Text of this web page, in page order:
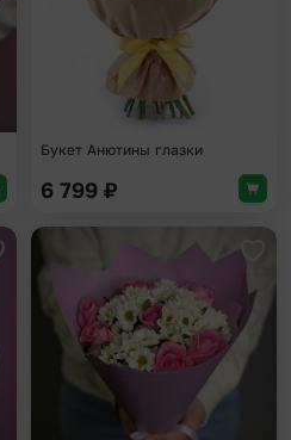
Букет Анютины глазки
6 799 ₽
Добавить в избранное